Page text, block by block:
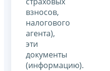
взносов,
налогового
агента),
эти
документы
(информацию).